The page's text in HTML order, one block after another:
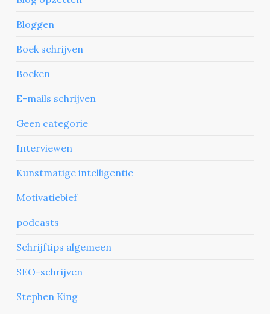
Bloggen
Boek schrijven
Boeken
E-mails schrijven
Geen categorie
Interviewen
Kunstmatige intelligentie
Motivatiebief
podcasts
Schrijftips algemeen
SEO-schrijven
Stephen King